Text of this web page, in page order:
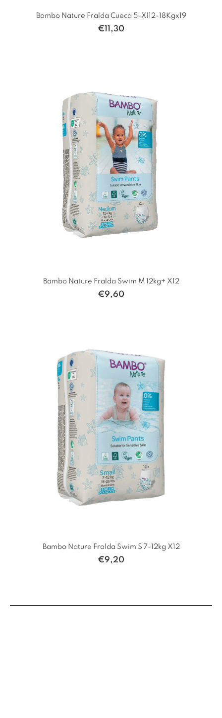
Bambo Nature Fralda Cueca 5-Xl12-18Kgx19
€11,30
Bambo Nature Fralda Swim M 12kg+ X12
€9,60
Bambo Nature Fralda Swim S 7-12kg X12
€9,20